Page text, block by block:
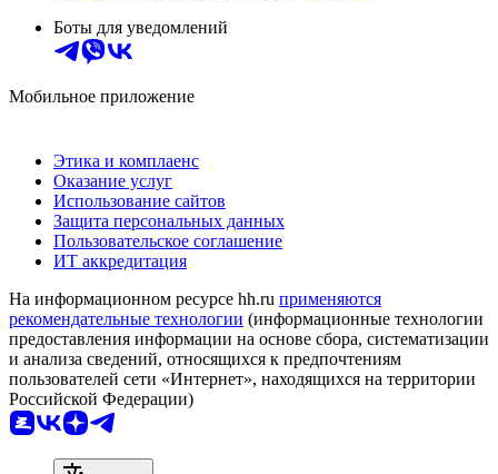
Боты для уведомлений
Мобильное приложение
Этика и комплаенс
Оказание услуг
Использование сайтов
Защита персональных данных
Пользовательское соглашение
ИТ аккредитация
На информационном ресурсе hh.ru применяются
рекомендательные технологии (информационные технологии
предоставления информации на основе сбора, систематизации
и анализа сведений, относящихся к предпочтениям
пользователей сети «Интернет», находящихся на территории
Российской Федерации)